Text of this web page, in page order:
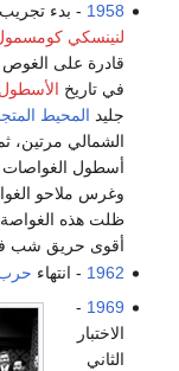
1958 - بدء
لنينسكي
في تاريخ
جليد المحيط
الشمالي
أسطول الغواصات
وغرس ملاحو
أقوى حريق شب فيها
1962 - انتهاء حرب
1969
-
الاختبار
الثاني